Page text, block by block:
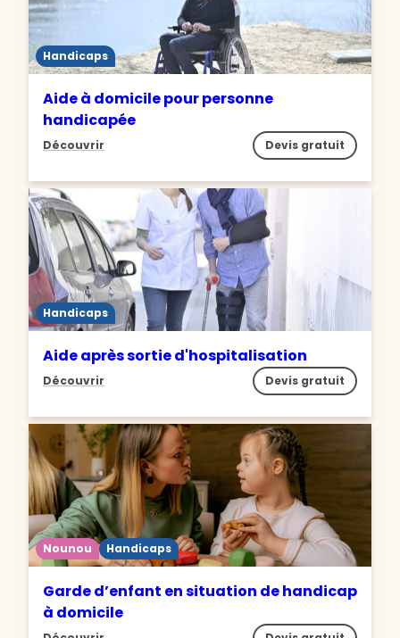
Handicaps
Aide à domicile pour personne
handicapée
Découvrir Devis gratuit
Handicaps
Aide après sortie d'hospitalisation
Découvrir Devis gratuit
Nounou Handicaps
Garde d’enfant en situation de handicap
à domicile